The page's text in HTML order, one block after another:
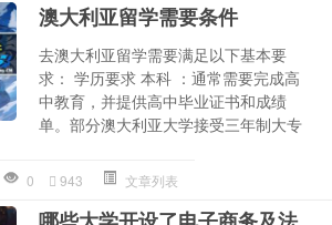
澳大利亚留学需要条件
去澳大利亚留学需要满足以下基本要
求： 学历要求 本科 ：通常需要完成高
中教育，并提供高中毕业证书和成绩
单。部分澳大利亚大学接受三年制大专
0 943 文章列表